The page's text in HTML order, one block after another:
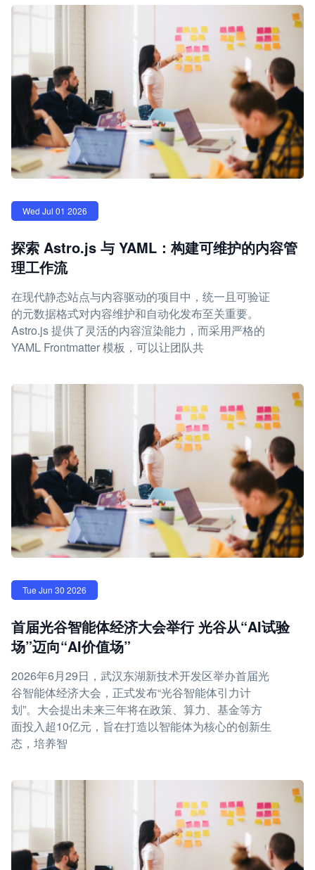
Wed Jul 01 2026
探索 Astro.js 与 YAML：构建可维护的内容管
理工作流
在现代静态站点与内容驱动的项目中，统一且可验证
的元数据格式对内容维护和自动化发布至关重要。
Astro.js 提供了灵活的内容渲染能力，而采用严格的
YAML Frontmatter 模板，可以让团队共
Tue Jun 30 2026
首届光谷智能体经济大会举行 光谷从“AI试验
场”迈向“AI价值场”
2026年6月29日，武汉东湖新技术开发区举办首届光
谷智能体经济大会，正式发布“光谷智能体引力计
划”。大会提出未来三年将在政策、算力、基金等方
面投入超10亿元，旨在打造以智能体为核心的创新生
态，培养智